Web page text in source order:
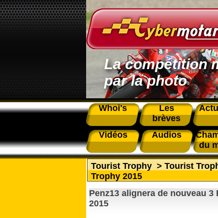
La compétition
par la photo
Whoi's
Les
brèves
Vidéos Audios
du
Tourist Trophy > Tourist
Trophy 2015
Penz13 alignera de nouveau
2015